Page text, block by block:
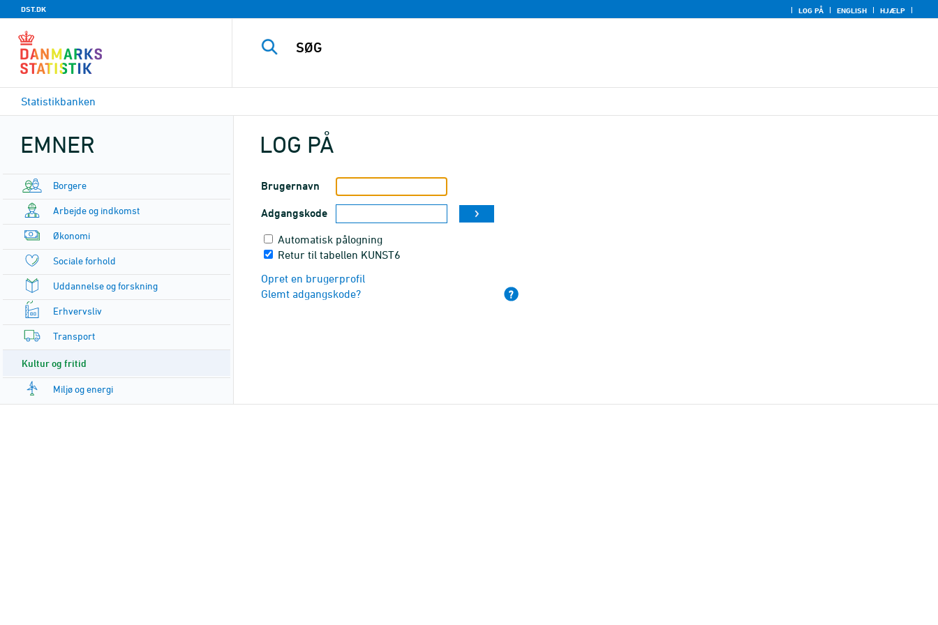
DST.DK LOG PÅ ENGLISH HJÆLP
Statistikbanken
EMNER
Borgere
Arbejde og indkomst
Økonomi
Sociale forhold
Uddannelse og forskning
Erhvervsliv
Transport
Kultur og fritid
Miljø og energi
LOG PÅ
Brugernavn
Adgangskode
Automatisk pålogning
Retur til tabellen KUNST6
Opret en brugerprofil
Glemt adgangskode?